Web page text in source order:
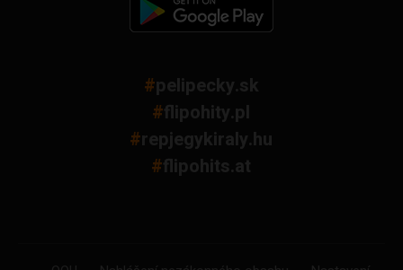
#pelipecky.sk
#flipohity.pl
#repjegykiraly.hu
#flipohits.at